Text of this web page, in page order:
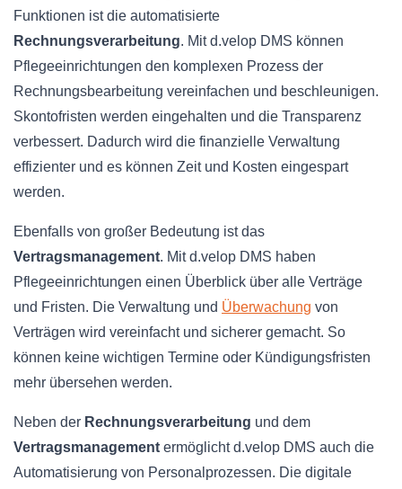
Funktionen ist die automatisierte
Rechnungsverarbeitung. Mit d.velop DMS können
Pflegeeinrichtungen den komplexen Prozess der
Rechnungsbearbeitung vereinfachen und beschleunigen.
Skontofristen werden eingehalten und die Transparenz
verbessert. Dadurch wird die finanzielle Verwaltung
effizienter und es können Zeit und Kosten eingespart
werden.
Ebenfalls von großer Bedeutung ist das
Vertragsmanagement. Mit d.velop DMS haben
Pflegeeinrichtungen einen Überblick über alle Verträge
und Fristen. Die Verwaltung und Überwachung von
Verträgen wird vereinfacht und sicherer gemacht. So
können keine wichtigen Termine oder Kündigungsfristen
mehr übersehen werden.
Neben der Rechnungsverarbeitung und dem
Vertragsmanagement ermöglicht d.velop DMS auch die
Automatisierung von Personalprozessen. Die digitale